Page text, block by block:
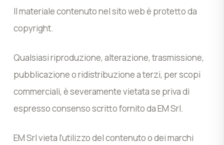
Il materiale contenuto nel sito web è protetto da
copyright.
Qualsiasi riproduzione, alterazione, trasmissione,
pubblicazione o ridistribuzione a terzi, per scopi
commerciali, è severamente vietata se priva di
espresso consenso scritto fornito da EM Srl.
EM Srl vieta l’utilizzo del contenuto o dei marchi